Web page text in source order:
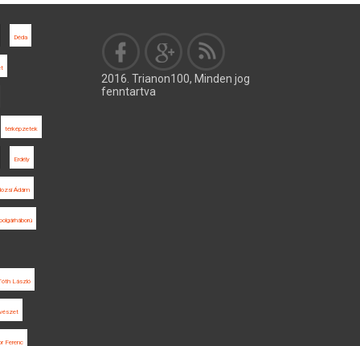
Déda
térképzetek
Erdély
Ádám
László
Ferenc
2016. Trianon100, Minden jog
fenntartva